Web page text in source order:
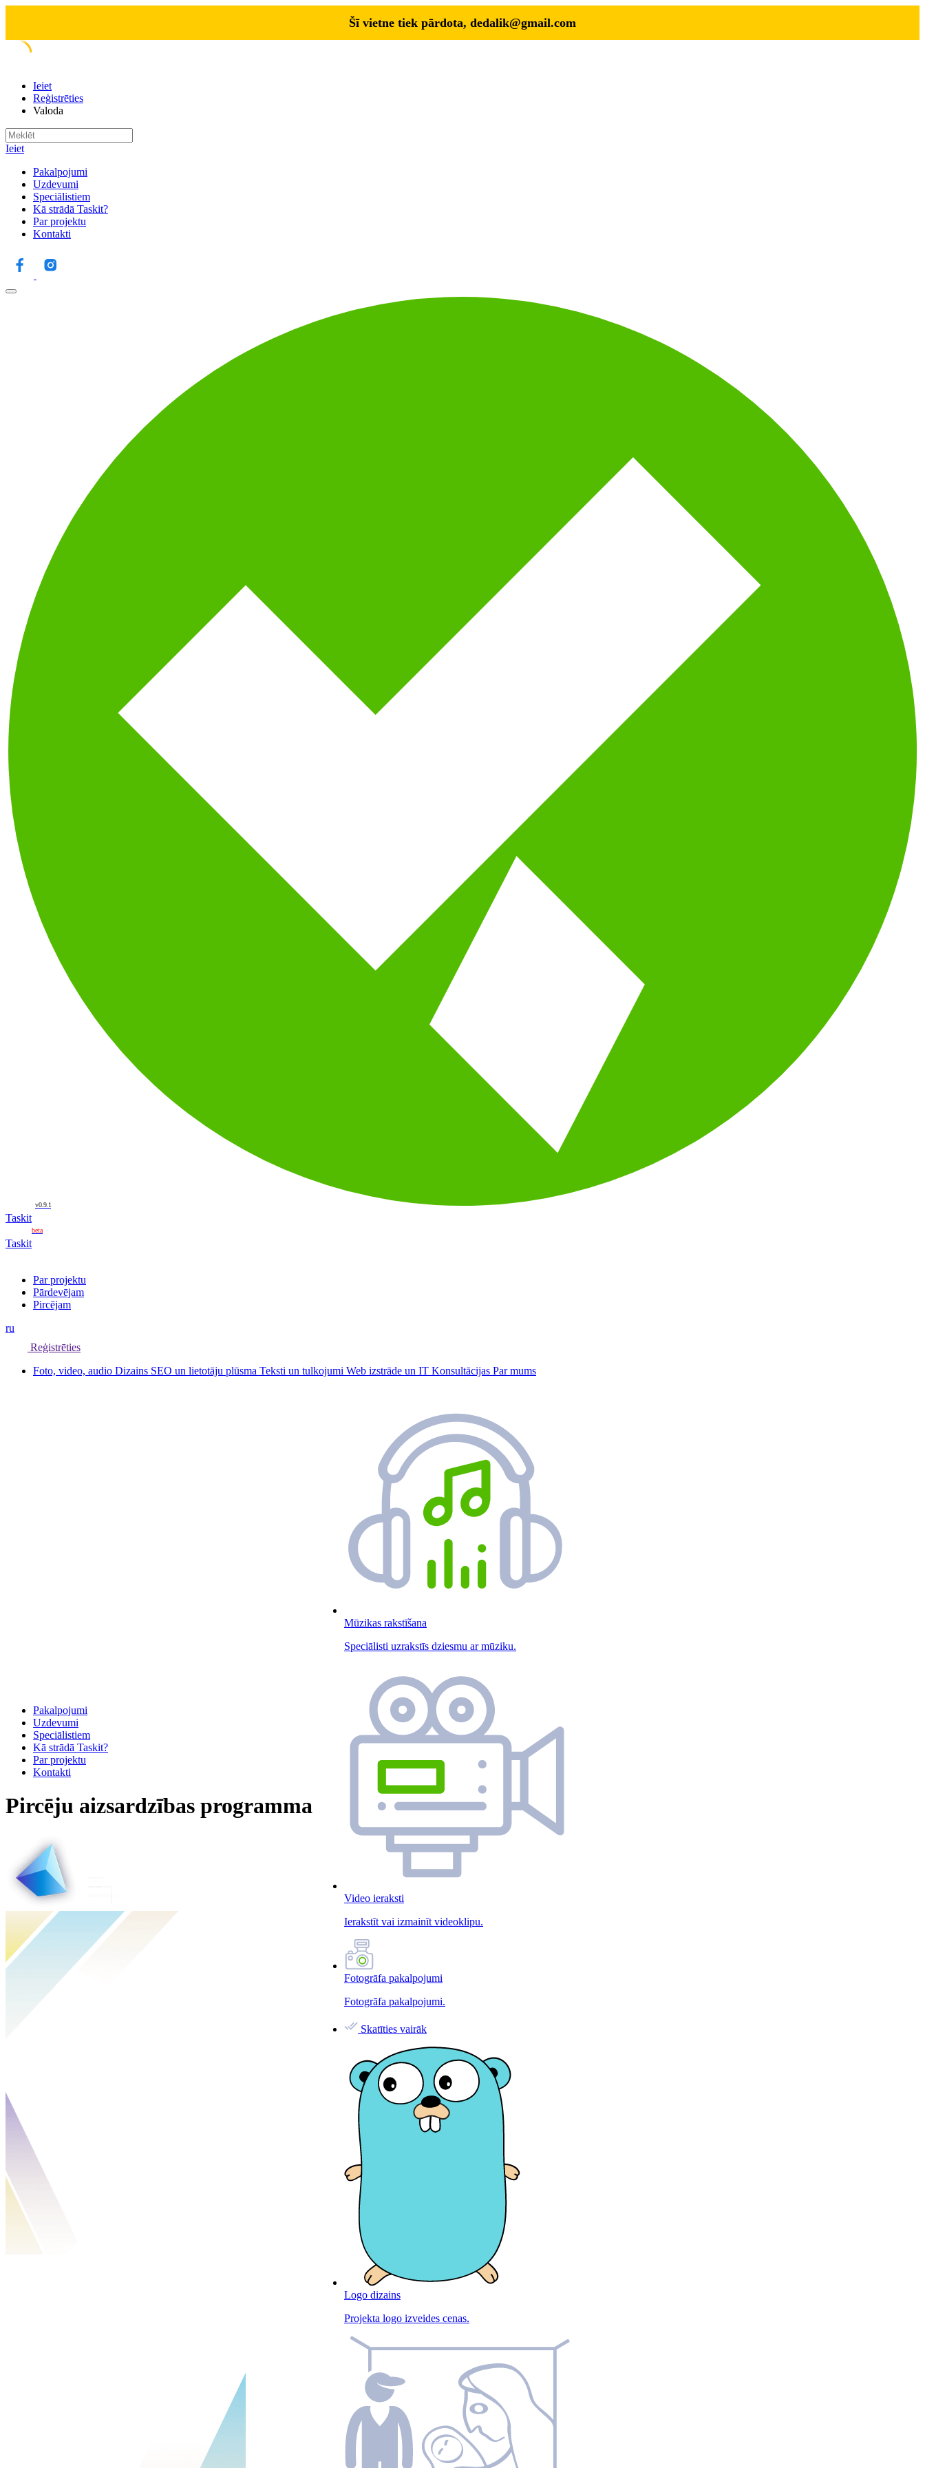
Šī vietne tiek pārdota, dedalik@gmail.com
Ieiet
Reģistrēties
Valoda
Ieiet
Pakalpojumi
Uzdevumi
Speciālistiem
Kā strādā Taskit?
Par projektu
Kontakti
Taskit
v0.9.1
Taskit
beta
Par projektu
Pārdevējam
Pircējam
ru
Reģistrēties
Foto, video, audio Dizains SEO un lietotāju plūsma Teksti un tulkojumi Web izstrāde un IT Konsultācijas Par mums
Mūzikas rakstīšana
Speciālisti uzrakstīs dziesmu ar mūziku.
Video ieraksti
Ierakstīt vai izmainīt videoklipu.
Fotogrāfa pakalpojumi
Fotogrāfa pakalpojumi.
Skatīties vairāk
Logo dizains
Projekta logo izveides cenas.
Pakalpojumi
Uzdevumi
Speciālistiem
Kā strādā Taskit?
Par projektu
Kontakti
Pircēju aizsardzības programma